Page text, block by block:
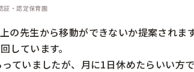
証・認定保育園
の先生から移動ができないか提案されま
しています。
ていましたが、月に1日休めたらいい方で